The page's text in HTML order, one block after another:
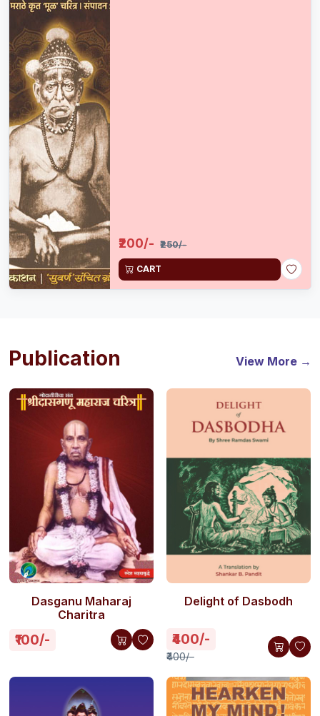
₹200/- ₹250/-
CART
Publication View More →
Dasganu Maharaj
Charitra
₹100/-
Delight of Dasbodh
₹400/-
₹400/-